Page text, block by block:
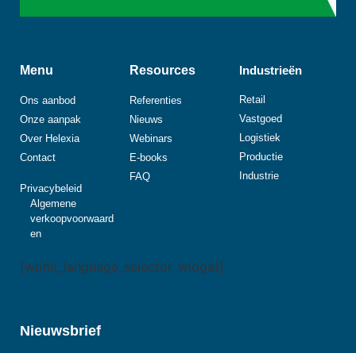
Menu
Ons aanbod
Onze aanpak
Over Helexia
Contact
Privacybeleid
Algemene
verkoopvoorwaard
en
[wpml_language_selector_widget]
Resources
Referenties
Nieuws
Webinars
E-books
FAQ
Industrieën
Retail
Vastgoed
Logistiek
Productie
Industrie
Nieuwsbrief